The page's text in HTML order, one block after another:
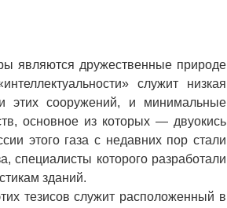
являются дружественные природе
служит низкая
этих сооружений, и минимальные
основное из которых — двуокись
этого газа с недавних пор стали
специалисты которого разработали
зданий.
тезисов служит расположенный в